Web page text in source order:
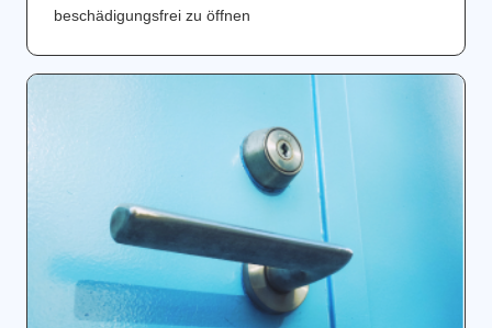
beschädigungsfrei zu öffnen